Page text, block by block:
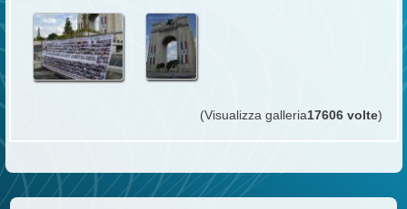
(Visualizza galleria17606 volte)